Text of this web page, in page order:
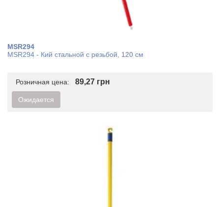
MSR294
MSR294 - Кий стальной с резьбой, 120 см
Розничная цена: 89,27 грн
Ожидается